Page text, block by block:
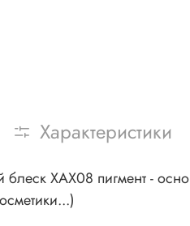
Характеристики
ХАХ08 пигмент -